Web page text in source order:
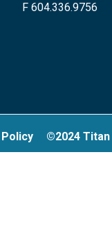
F 604.336.9756
©2024